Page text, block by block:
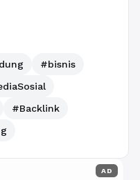
#bisnis
#Backlink
AD